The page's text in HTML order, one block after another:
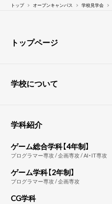
トップ オープンキャンパス 学校見学会
トップページ
学校について
学科紹介
ゲーム総合学科【4年制】
プログラマー専攻 / 企画専攻 / AI・IT専攻
ゲーム学科【2年制】
プログラマー専攻 / 企画専攻
CG学科